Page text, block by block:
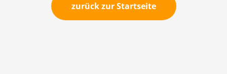
zurück zur Startseite